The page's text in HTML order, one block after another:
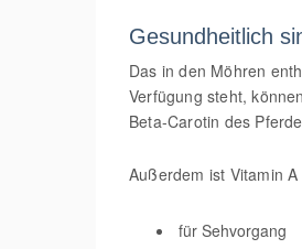
Gesundheitlich
Das in den Möhren
Verfügung steht,
Beta-Carotin des
Außerdem ist Vitamin
für Sehvorgang